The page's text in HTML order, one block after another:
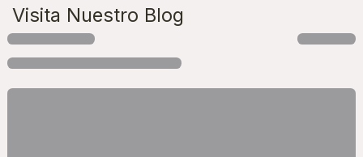
Visita Nuestro Blog